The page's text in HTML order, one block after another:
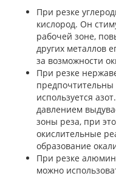
При резке
кислород. Он
рабочей зоне,
других металлов
за возможности
При резке
используется
давлением
зоны реза, при
окислительные
образование
При резке
можно